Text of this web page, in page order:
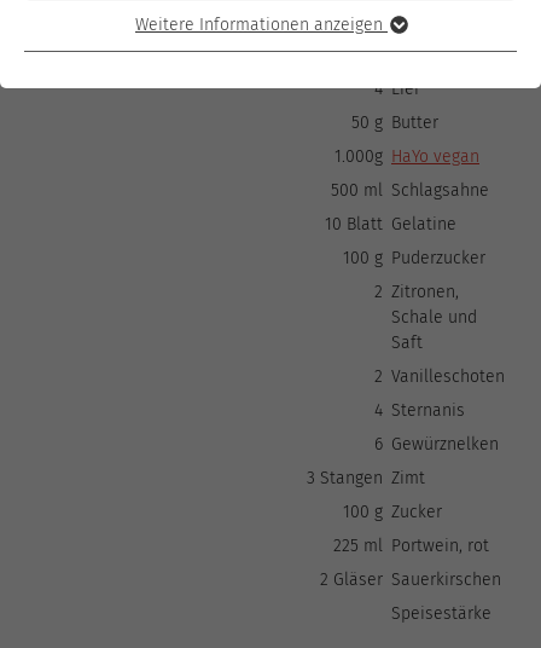
1 Prise Salz
1 EL Vanillezucker
4 Eier
50 g Butter
1.000g HaYo vegan
500 ml Schlagsahne
10 Blatt Gelatine
100 g Puderzucker
2 Zitronen,
Schale und
Saft
2 Vanilleschoten
4 Sternanis
6 Gewürznelken
3 Stangen Zimt
100 g Zucker
225 ml Portwein, rot
2 Gläser Sauerkirschen
Speisestärke
Weitere Informationen anzeigen